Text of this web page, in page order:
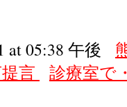
at 05:38 午後
言
診療室で